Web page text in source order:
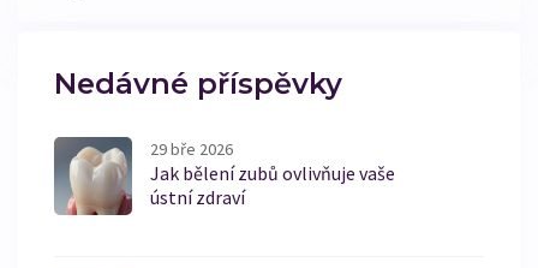
Nedávné příspěvky
29 bře 2026
Jak bělení zubů ovlivňuje vaše
ústní zdraví